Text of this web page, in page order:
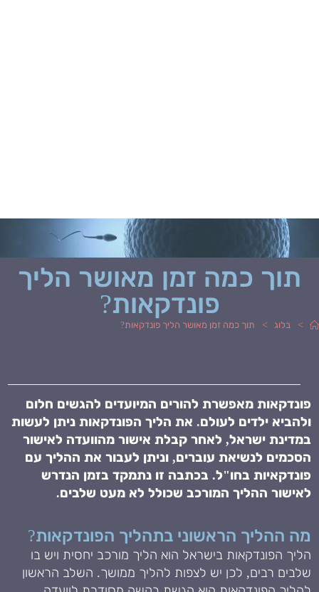
תוך כמה זמן מאושר הליך
פונדקאות?
> בלוג > תוך כמה זמן מאושר הליך פונדקאות?
פונדקאות מאפשרת להורים המיועדים להגשים חלום
ולהביא ילדים לעולם. את הליך הפונדקאות ניתן לעשות
במדינת ישראל, לאחר קבלת אישור מהוועדה לאישור
הסכמים לנשיאת עוברים, וניתן לעבור את ההליך עם
פונדקאיות בחו"ל. בכתבה זו נתמקד בזמן הנדרש
לאישור ההליך המורכב שכולל לא מעט שלבים.
מה ההליך הראשוני בתהליך הפונדקאות?
הליך הפונדקאות בישראל הוא הליך מורכב יחסית ויש בו
שלבים רבים, לכן יש לצפות להליך ממושך. השלב הראשון